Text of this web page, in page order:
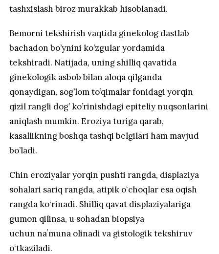
tashxislash biroz murakkab hisoblanadi.
Bemorni tekshirish vaqtida ginekolog dastlab
bachadon bo’ynini ko’zgular yordamida
tekshiradi. Natijada, uning shilliq qavatida
ginekologik asbob bilan aloqa qilganda
qonaydigan, sog’lom to’qimalar fonidagi yorqin
qizil rangli dog’ ko’rinishdagi epiteliy nuqsonlarini
aniqlash mumkin. Eroziya turiga qarab,
kasallikning boshqa tashqi belgilari ham mavjud
bo’ladi.
Chin eroziyalar yorqin pushti rangda, displaziya
sohalari sariq rangda, atipik oʻchoqlar esa oqish
rangda koʻrinadi. Shilliq qavat displaziyalariga
gumon qilinsa, u sohadan biopsiya
uchunnaʼmuna olinadi va gistologik tekshiruv
oʻtkaziladi.